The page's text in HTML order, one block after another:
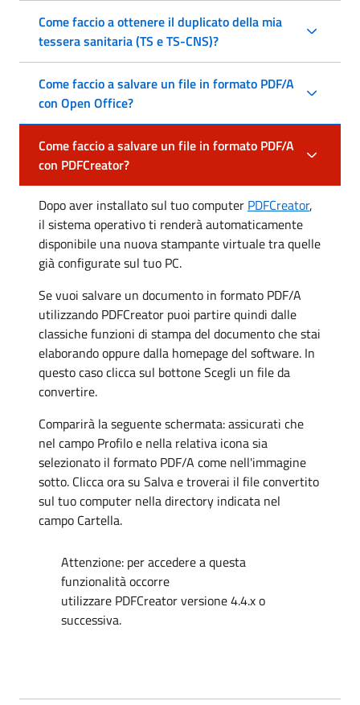
Come faccio a ottenere il duplicato della mia
tessera sanitaria (TS e TS-CNS)?
Come faccio a salvare un file in formato PDF/A
con Open Office?
Come faccio a salvare un file in formato PDF/A
con PDFCreator?
Dopo aver installato sul tuo computer PDFCreator,
il sistema operativo ti renderà automaticamente
disponibile una nuova stampante virtuale tra quelle
già configurate sul tuo PC.
Se vuoi salvare un documento in formato PDF/A
utilizzando PDFCreator puoi partire quindi dalle
classiche funzioni di stampa del documento che stai
elaborando oppure dalla homepage del software. In
questo caso clicca sul bottone Scegli un file da
convertire.
Comparirà la seguente schermata: assicurati che
nel campo Profilo e nella relativa icona sia
selezionato il formato PDF/A come nell'immagine
sotto. Clicca ora su Salva e troverai il file convertito
sul tuo computer nella directory indicata nel
campo Cartella.
Attenzione: per accedere a questa
funzionalità occorre
utilizzare PDFCreator versione 4.4.x o
successiva.